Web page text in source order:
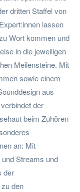
dritten Staffel von
lassen
Wort kommen und
in die jeweiligen
Meilensteine. Mit
sowie einem
aus
der
beim Zuhören
an: Mit
Streams und
der
den